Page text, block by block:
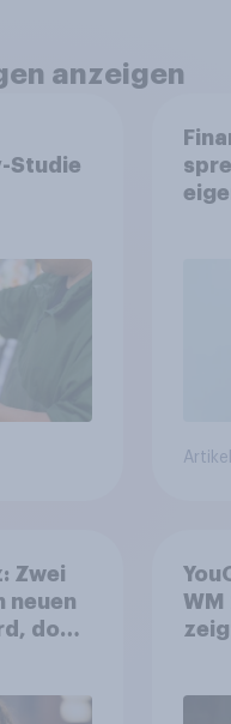
anzeigen
Studie
Artikel
Zwei
neuen
doch
WM